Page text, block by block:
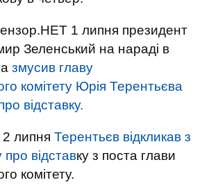
1 липня президент
Зеленський на нараді в
змусив главу
комітету Юрія Терентьєва
відставку.
липня Терентьєв відкликав з
відставку з поста глави
комітету.